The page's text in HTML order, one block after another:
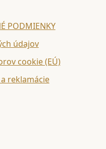
PODMIENKY
údajov
cookie (EÚ)
reklamácie